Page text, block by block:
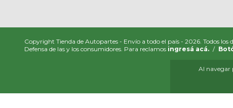
Al navegar
Copyright Tienda de Autopartes - Envío a todo el país - 2026. Todos los
Defensa de las y los consumidores. Para reclamos ingresá acá. /